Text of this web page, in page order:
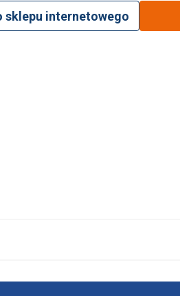
sklepu internetowego